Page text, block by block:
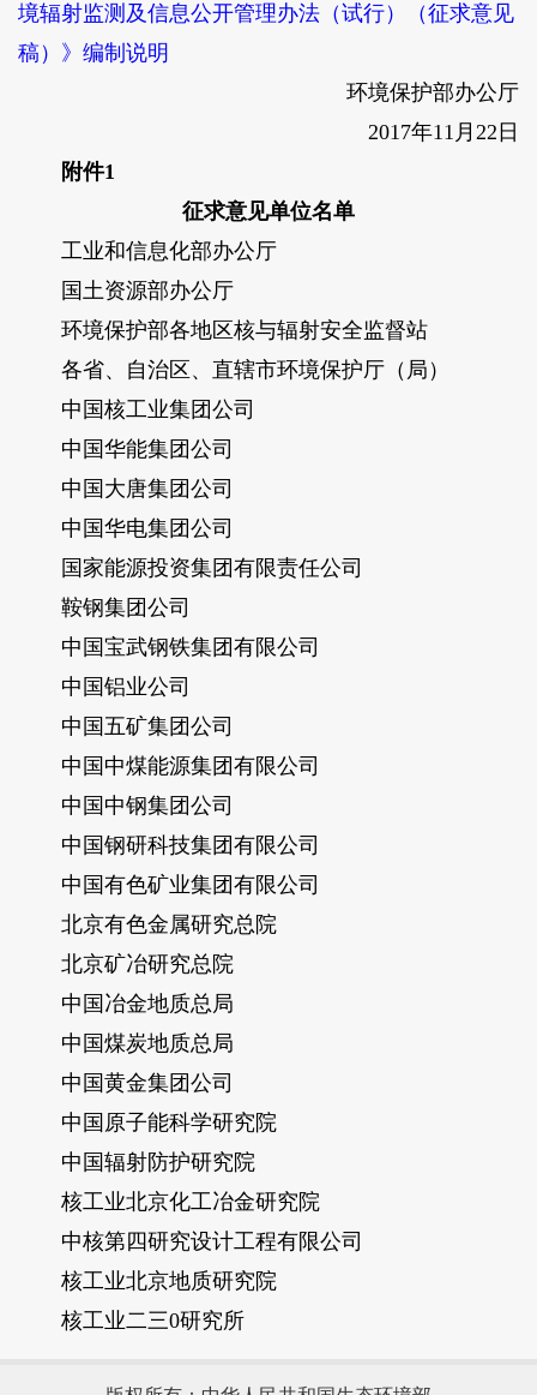
境辐射监测及信息公开管理办法（试行）（征求意见
稿）》编制说明
环境保护部办公厅
2017年11月22日
附件1
征求意见单位名单
工业和信息化部办公厅
国土资源部办公厅
环境保护部各地区核与辐射安全监督站
各省、自治区、直辖市环境保护厅（局）
中国核工业集团公司
中国华能集团公司
中国大唐集团公司
中国华电集团公司
国家能源投资集团有限责任公司
鞍钢集团公司
中国宝武钢铁集团有限公司
中国铝业公司
中国五矿集团公司
中国中煤能源集团有限公司
中国中钢集团公司
中国钢研科技集团有限公司
中国有色矿业集团有限公司
北京有色金属研究总院
北京矿冶研究总院
中国冶金地质总局
中国煤炭地质总局
中国黄金集团公司
中国原子能科学研究院
中国辐射防护研究院
核工业北京化工冶金研究院
中核第四研究设计工程有限公司
核工业北京地质研究院
核工业二三0研究所